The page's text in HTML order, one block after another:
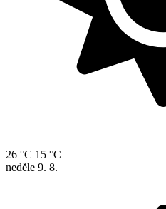
26 °C 15 °C
neděle 9. 8.